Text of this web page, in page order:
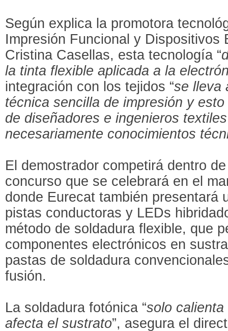
Según explica la promotora
Impresión Funcional y Dispositivos
Cristina Casellas, esta tecnología “
la tinta flexible aplicada a la
integración con los tejidos “se lleva
técnica sencilla de impresión y
de diseñadores e ingenieros
necesariamente conocimientos
El demostrador competirá dentro
concurso que se celebrará en el
donde Eurecat también presentará
pistas conductoras y LEDs
método de soldadura flexible, que
componentes electrónicos en
pastas de soldadura
fusión.
La soldadura fotónica “solo
afecta el sustrato”, asegura el